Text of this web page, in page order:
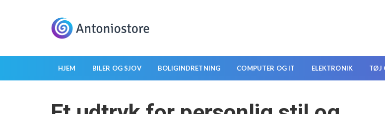
t
c
HJEM BILER OG SJOV BOLIGINDRETNING COMPUTER OG IT ELEKTRONIK TØJ